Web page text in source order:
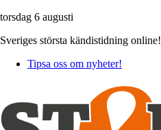
torsdag 6 augusti
Sveriges största kändistidning online!
Tipsa oss om nyheter!